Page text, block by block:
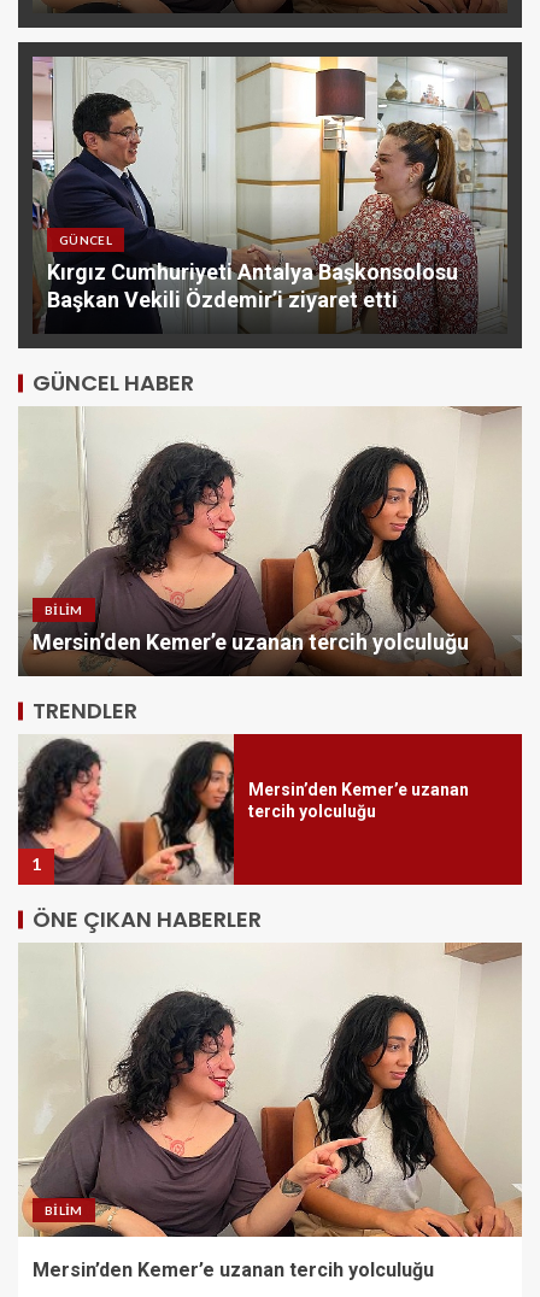
GÜNCEL
Kırgız Cumhuriyeti Antalya Başkonsolosu
Başkan Vekili Özdemir’i ziyaret etti
GÜNCEL HABER
BILIM
Mersin’den Kemer’e uzanan tercih yolculuğu
TRENDLER
İzmit istikameti trafiğe
kapatılacak: Başiskele
Kavşağı’nda gece çalışması
1
Mersin’den Kemer’e uzanan
tercih yolculuğu
Kırgız Cumhuriyeti Antalya
Başkonsolosu Başkan Vekili
3
Başkan Aydın Osmangazi’nin
Nabzını Sahada Tuttu
Burhaniye Belediyesi’nde 2026
ÖNE ÇIKAN HABERLER
BILIM
Mersin’den Kemer’e uzanan tercih yolculuğu